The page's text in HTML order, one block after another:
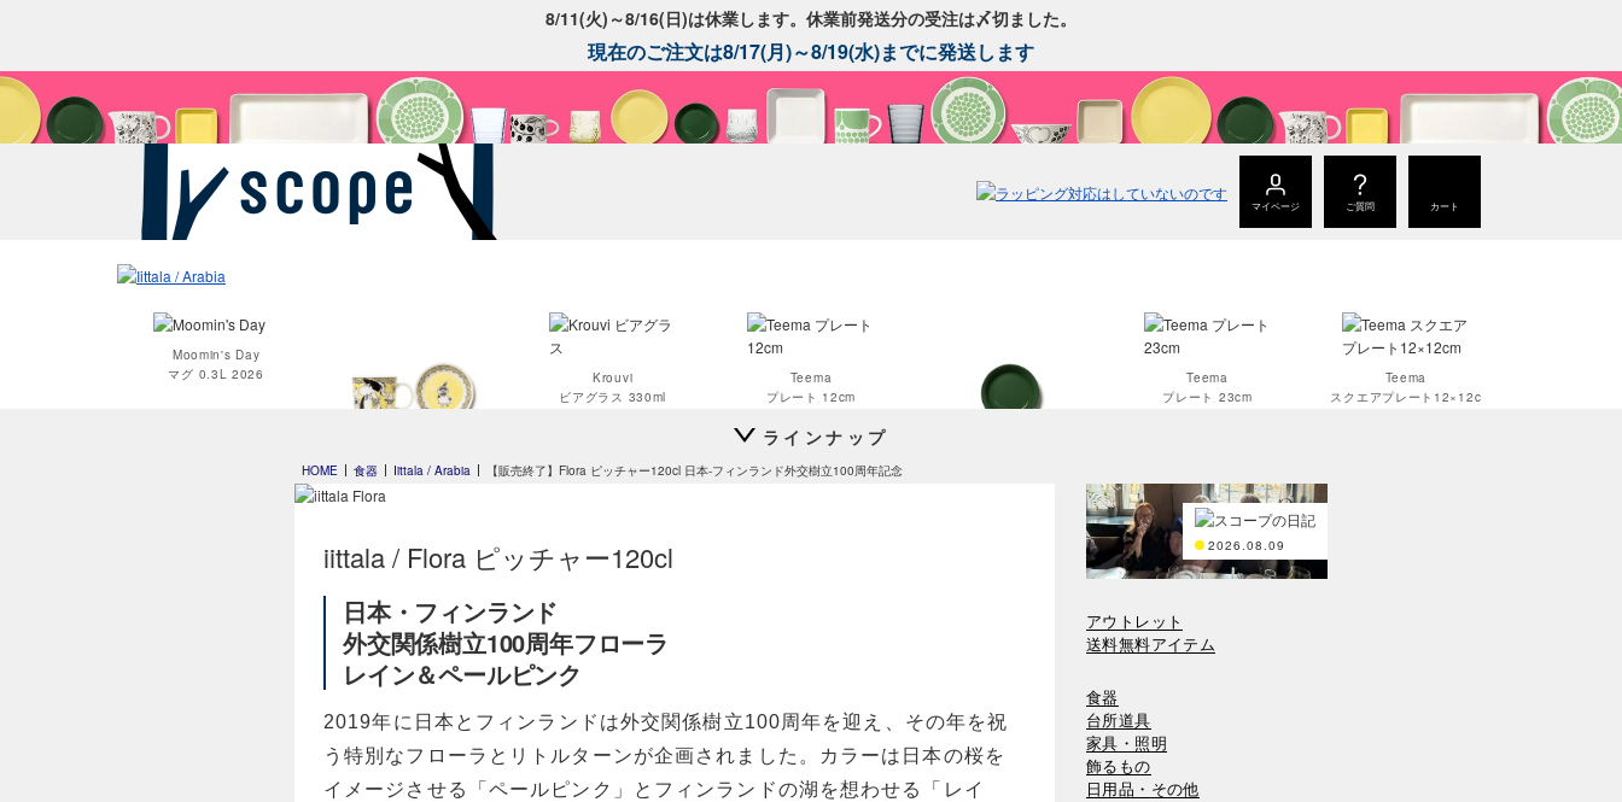
8/11(火)～8/16(日)は休業します。休業前発送分の受注は〆切ました。
現在のご注文は8/17(月)～8/19(水)までに発送します
マイページ ご質問 カート
Moomin's Day
マグ 0.3L 2026
Krouvi
ビアグラス 330ml
Teema
プレート 12cm
Teema
プレート 23cm
Teema
スクエアプレート12×12c
ラインナップ
HOME 食器 Iittala / Arabia 【販売終了】Flora ピッチャー120cl 日本-フィンランド外交樹立100周年記念
iittala / Flora ピッチャー120cl
日本・フィンランド
外交関係樹立100周年フローラ
レイン＆ペールピンク
2019年に日本とフィンランドは外交関係樹立100周年を迎え、その年を祝
う特別なフローラとリトルターンが企画されました。カラーは日本の桜を
イメージさせる「ペールピンク」とフィンランドの湖を想わせる「レイ
2026.08.09
アウトレット
送料無料アイテム
食器
台所道具
家具・照明
飾るもの
日用品・その他